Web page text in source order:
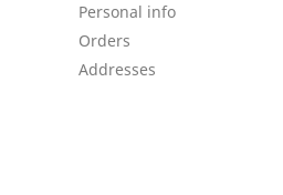
Personal info
Orders
Addresses